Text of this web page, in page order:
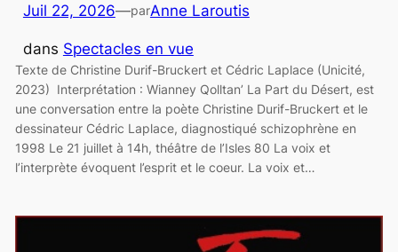
Juil 22, 2026—parAnne Laroutis
dans Spectacles en vue
Texte de Christine Durif-Bruckert et Cédric Laplace (Unicité,
2023) Interprétation : Wianney Qolltan’ La Part du Désert, est
une conversation entre la poète Christine Durif-Bruckert et le
dessinateur Cédric Laplace, diagnostiqué schizophrène en
1998 Le 21 juillet à 14h, théâtre de l’Isles 80 La voix et
l’interprète évoquent l’esprit et le coeur. La voix et…